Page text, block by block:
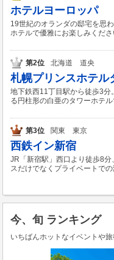
ホテルヨーロッパ
19世紀のオランダの邸宅を思
ホテルで優雅にお楽しみくださ
第2位 北海道 道央
札幌プリンスホテル
地下鉄西11丁目駅から徒歩3
る円柱形の白亜のタワーホテル
第3位 関東 東京
西鉄イン新宿
JR「新宿駅」西口より徒歩8
スだけでなくプライベートで
今、旬 ランキング
いちばんホットなイベントや旅